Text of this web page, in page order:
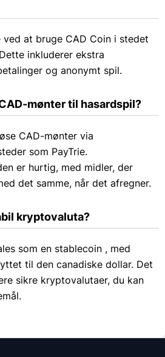
at bruge CAD Coin i stedet
inkluderer ekstra
og anonymt spil.
mønter til hasardspil?
CAD-mønter via
som PayTrie.
er hurtig, med midler, der
det samme, når det afregner.
kryptovaluta?
som en stablecoin , med
til den canadiske dollar. Det
sikre kryptovalutaer, du kan